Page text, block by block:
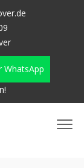
WhatsApp